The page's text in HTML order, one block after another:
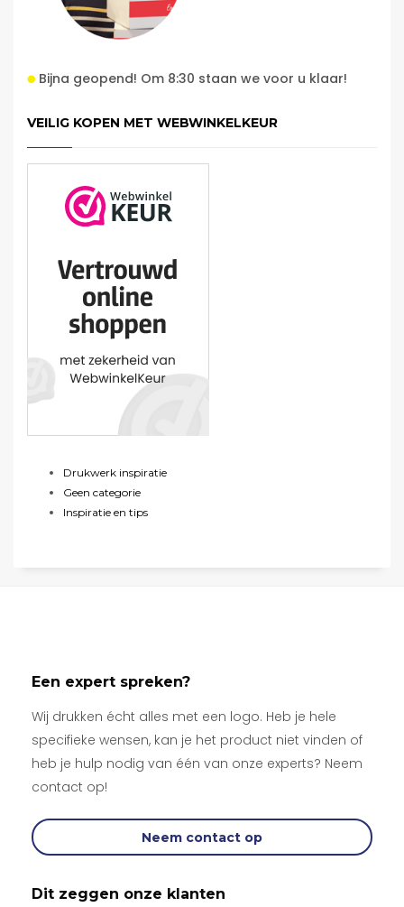
Bijna geopend! Om 8:30 staan we voor u klaar!
VEILIG KOPEN MET WEBWINKELKEUR
Drukwerk inspiratie
Geen categorie
Inspiratie en tips
Een expert spreken?
Wij drukken écht alles met een logo. Heb je hele
specifieke wensen, kan je het product niet vinden of
heb je hulp nodig van één van onze experts? Neem
contact op!
Neem contact op
Dit zeggen onze klanten